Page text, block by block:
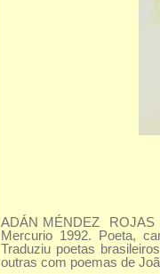
ADÁN MÉNDEZ ROJAS
Mercurio 1992.
Poeta,
Traduziu poetas
outras com poemas de